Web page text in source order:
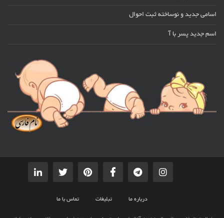
اسامی جدید و نوساخته ثبت احوال
اسم جدید پسر با آ
درباره ما تبلیغات تماس با ما